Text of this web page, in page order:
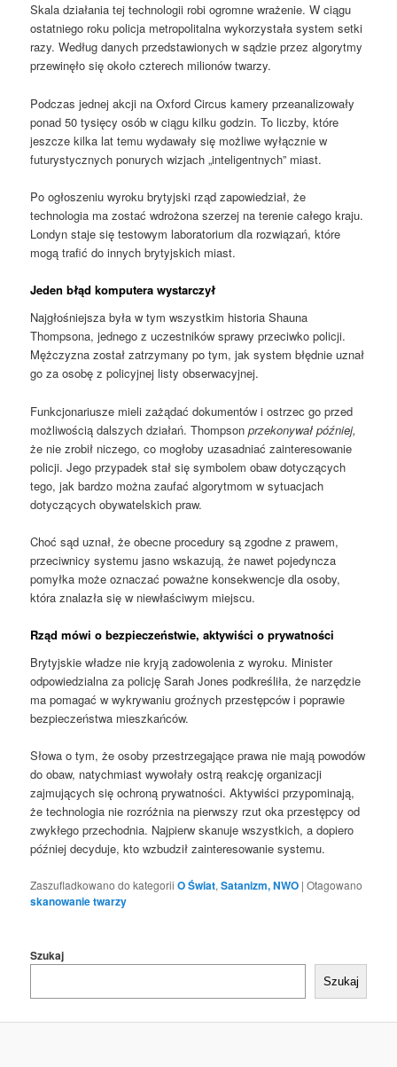
Skala działania tej technologii robi ogromne wrażenie. W ciągu
ostatniego roku policja metropolitalna wykorzystała system setki
razy. Według danych przedstawionych w sądzie przez algorytmy
przewinęło się około czterech milionów twarzy.
Podczas jednej akcji na Oxford Circus kamery przeanalizowały
ponad 50 tysięcy osób w ciągu kilku godzin. To liczby, które
jeszcze kilka lat temu wydawały się możliwe wyłącznie w
futurystycznych ponurych wizjach „inteligentnych” miast.
Po ogłoszeniu wyroku brytyjski rząd zapowiedział, że
technologia ma zostać wdrożona szerzej na terenie całego kraju.
Londyn staje się testowym laboratorium dla rozwiązań, które
mogą trafić do innych brytyjskich miast.
Jeden błąd komputera wystarczył
Najgłośniejsza była w tym wszystkim historia Shauna
Thompsona, jednego z uczestników sprawy przeciwko policji.
Mężczyzna został zatrzymany po tym, jak system błędnie uznał
go za osobę z policyjnej listy obserwacyjnej.
Funkcjonariusze mieli zażądać dokumentów i ostrzec go przed
możliwością dalszych działań. Thompson przekonywał później,
że nie zrobił niczego, co mogłoby uzasadniać zainteresowanie
policji. Jego przypadek stał się symbolem obaw dotyczących
tego, jak bardzo można zaufać algorytmom w sytuacjach
dotyczących obywatelskich praw.
Choć sąd uznał, że obecne procedury są zgodne z prawem,
przeciwnicy systemu jasno wskazują, że nawet pojedyncza
pomyłka może oznaczać poważne konsekwencje dla osoby,
która znalazła się w niewłaściwym miejscu.
Rząd mówi o bezpieczeństwie, aktywiści o prywatności
Brytyjskie władze nie kryją zadowolenia z wyroku. Minister
odpowiedzialna za policję Sarah Jones podkreśliła, że narzędzie
ma pomagać w wykrywaniu groźnych przestępców i poprawie
bezpieczeństwa mieszkańców.
Słowa o tym, że osoby przestrzegające prawa nie mają powodów
do obaw, natychmiast wywołały ostrą reakcję organizacji
zajmujących się ochroną prywatności. Aktywiści przypominają,
że technologia nie rozróżnia na pierwszy rzut oka przestępcy od
zwykłego przechodnia. Najpierw skanuje wszystkich, a dopiero
później decyduje, kto wzbudził zainteresowanie systemu.
Zaszufladkowano do kategorii O Świat,Satanizm, NWO |Otagowano
skanowanie twarzy
Szukaj
Szukaj